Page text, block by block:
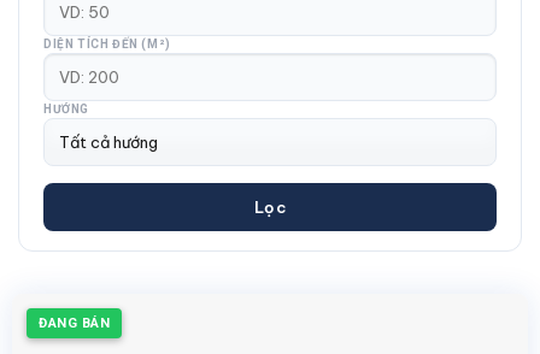
DIỆN TÍCH ĐẾN (M²)
HƯỚNG
Lọc
ĐANG BÁN